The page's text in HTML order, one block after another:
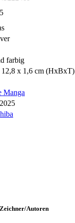
farbig
12,8 x 1,6 cm (HxBxT)
Manga
Autoren